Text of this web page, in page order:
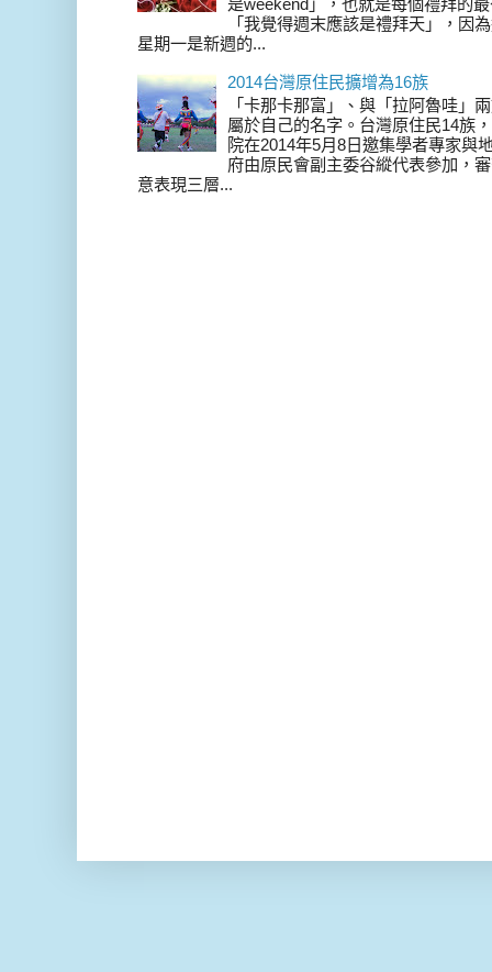
是weekend」，也就是每個禮拜的
「我覺得週末應該是禮拜天」，因
星期一是新週的...
2014台灣原住民擴增為16族
「卡那卡那富」、與「拉阿魯哇」
屬於自己的名字。台灣原住民14族
院在2014年5月8日邀集學者專家與
府由原民會副主委谷縱代表參加，
意表現三層...